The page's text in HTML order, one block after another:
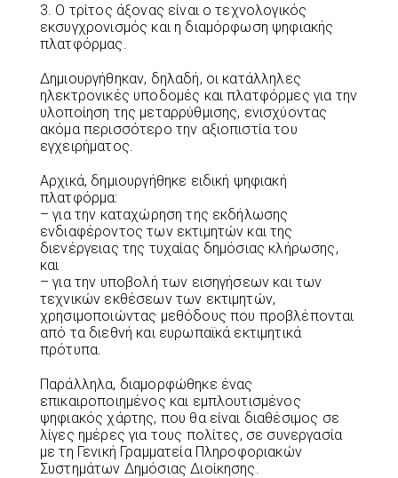
3. Ο τρίτος άξονας είναι ο τεχνολογικός
εκσυγχρονισμός και η διαμόρφωση ψηφιακής
πλατφόρμας.
Δημιουργήθηκαν, δηλαδή, οι κατάλληλες
ηλεκτρονικές υποδομές και πλατφόρμες για την
υλοποίηση της μεταρρύθμισης, ενισχύοντας
ακόμα περισσότερο την αξιοπιστία του
εγχειρήματος.
Αρχικά, δημιουργήθηκε ειδική ψηφιακή
πλατφόρμα:
– για την καταχώρηση της εκδήλωσης
ενδιαφέροντος των εκτιμητών και της
διενέργειας της τυχαίας δημόσιας κλήρωσης,
και
– για την υποβολή των εισηγήσεων και των
τεχνικών εκθέσεων των εκτιμητών,
χρησιμοποιώντας μεθόδους που προβλέπονται
από τα διεθνή και ευρωπαϊκά εκτιμητικά
πρότυπα.
Παράλληλα, διαμορφώθηκε ένας
επικαιροποιημένος και εμπλουτισμένος
ψηφιακός χάρτης, που θα είναι διαθέσιμος σε
λίγες ημέρες για τους πολίτες, σε συνεργασία
με τη Γενική Γραμματεία Πληροφοριακών
Συστημάτων Δημόσιας Διοίκησης.